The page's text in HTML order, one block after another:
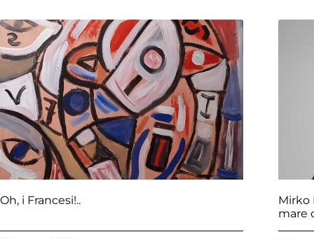
Oh, i Francesi!..
Mirko
mare